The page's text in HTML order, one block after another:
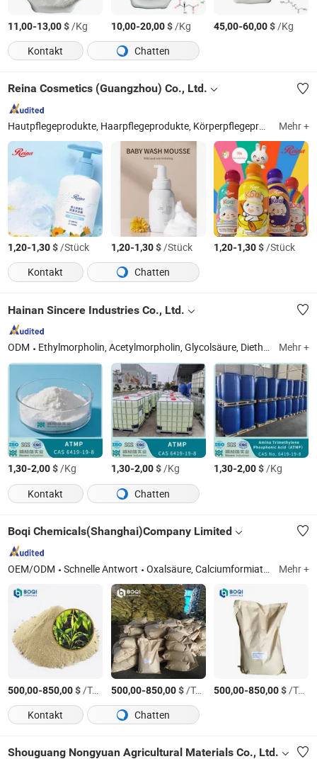
11,00-13,00$/Kg 10,00-20,00$/Kg 45,00-60,00$/Kg
Kontakt
Chatten
Reina Cosmetics (Guangzhou) Co., Ltd.
Hautpflegeprodukte, Haarpflegeprodukte, Körperpflegeprodukte, Haarfärbe- und Dauerwellenprodukte, Sonnenschutzprodukte, Minoxidil, Sonnenpflegeprodukte, Körperpflegeprodukte, rezeptfreie Körperpflege, Aerosol-Körperpflege Mehr +
1,20-1,30$/Stück 1,20-1,30$/Stück 1,20-1,30$/Stück
Kontakt
Chatten
Hainan Sincere Industries Co., Ltd.
ODM Ethylmorpholin, Acetylmorpholin, Glycolsäure, Diethyl Ethoxymethylenmalonat, 1 Butyl 3-Methylimidazolium Chlorid, Hexamethyl-disilazan, Chitosan, DOP, Bernsteinsäure, EDTA 4na Mehr +
1,30-2,00$/Kg 1,30-2,00$/Kg 1,30-2,00$/Kg
Kontakt
Chatten
Boqi Chemicals(Shanghai)Company Limited
OEM/ODM Schnelle Antwort Oxalsäure, Calciumformiat, Kaliumformiat, Natriumformiat, Huminsäure Mehr +
500,00-850,00$/Ton 500,00-850,00$/Ton 500,00-850,00$/Ton
Kontakt
Chatten
Shouguang Nongyuan Agricultural Materials Co., Ltd.